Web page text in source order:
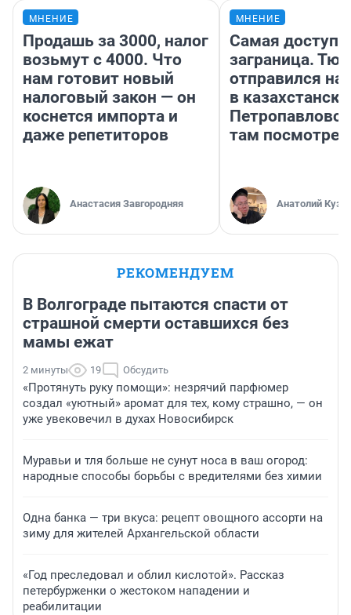
МНЕНИЕ
Продашь за 3000, налог
возьмут с 4000. Что
нам готовит новый
налоговый закон — он
коснется импорта и
даже репетиторов
Анастасия Завгородняя
МНЕНИЕ
Самая
заграница.
отправился
в
там
Анатолий
РЕКОМЕНДУЕМ
В Волгограде пытаются спасти от
страшной смерти оставшихся без
мамы ежат
2 минуты 19 Обсудить
«Протянуть руку помощи»: незрячий парфюмер
создал «уютный» аромат для тех, кому страшно, — он
уже увековечил в духах Новосибирск
Муравьи и тля больше не сунут носа в ваш огород:
народные способы борьбы с вредителями без химии
Одна банка — три вкуса: рецепт овощного ассорти на
зиму для жителей Архангельской области
«Год преследовал и облил кислотой». Рассказ
петербурженки о жестоком нападении и
реабилитации